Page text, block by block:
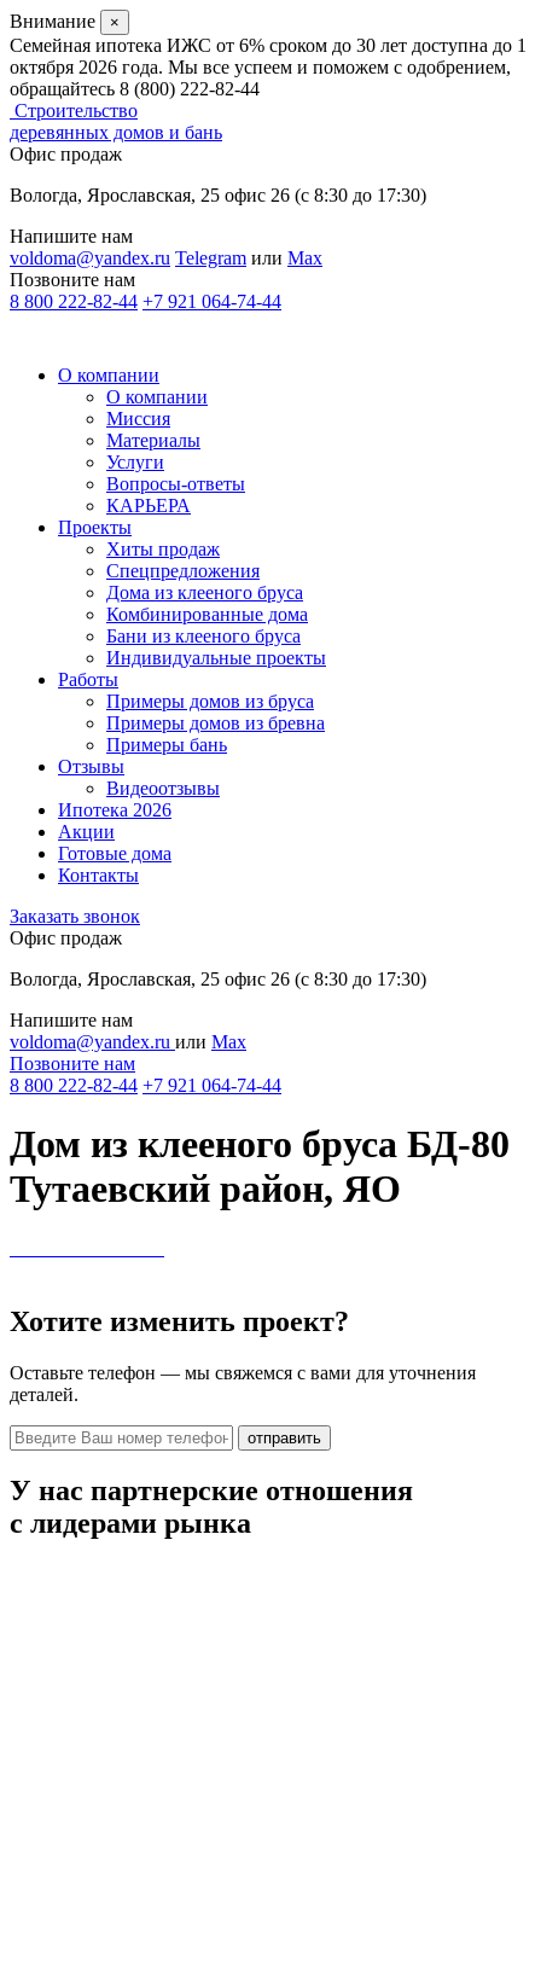
Внимание ×
Семейная ипотека ИЖС от 6% сроком до 30 лет доступна до 1
октября 2026 года. Мы все успеем и поможем с одобрением,
обращайтесь 8 (800) 222-82-44
Строительство
деревянных домов и бань
Офис продаж
Вологда, Ярославская, 25 офис 26 (c 8:30 до 17:30)
Напишите нам
voldoma@yandex.ru Telegram или Max
Позвоните нам
8 800 222-82-44 +7 921 064-74-44
О компании
О компании
Миссия
Материалы
Услуги
Вопросы-ответы
КАРЬЕРА
Проекты
Хиты продаж
Спецпредложения
Дома из клееного бруса
Комбинированные дома
Бани из клееного бруса
Индивидуальные проекты
Работы
Примеры домов из бруса
Примеры домов из бревна
Примеры бань
Отзывы
Видеоотзывы
Ипотека 2026
Акции
Готовые дома
Контакты
Заказать звонок
Офис продаж
Вологда, Ярославская, 25 офис 26 (c 8:30 до 17:30)
Напишите нам
voldoma@yandex.ru или Max
Позвоните нам
8 800 222-82-44 +7 921 064-74-44
Дом из клееного бруса БД-80
Тутаевский район, ЯО
Хотите изменить проект?
Оставьте телефон — мы свяжемся с вами для уточнения
деталей.
отправить
У нас партнерские отношения
с лидерами рынка